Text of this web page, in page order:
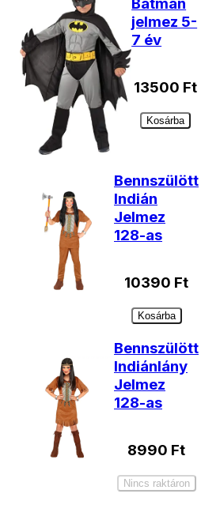
jelmez 5-
7 év
13500 Ft
Kosárba
Bennszülött
Indián
Jelmez
128-as
10390 Ft
Kosárba
Bennszülött
Indiánlány
Jelmez
128-as
8990 Ft
Nincs raktáron